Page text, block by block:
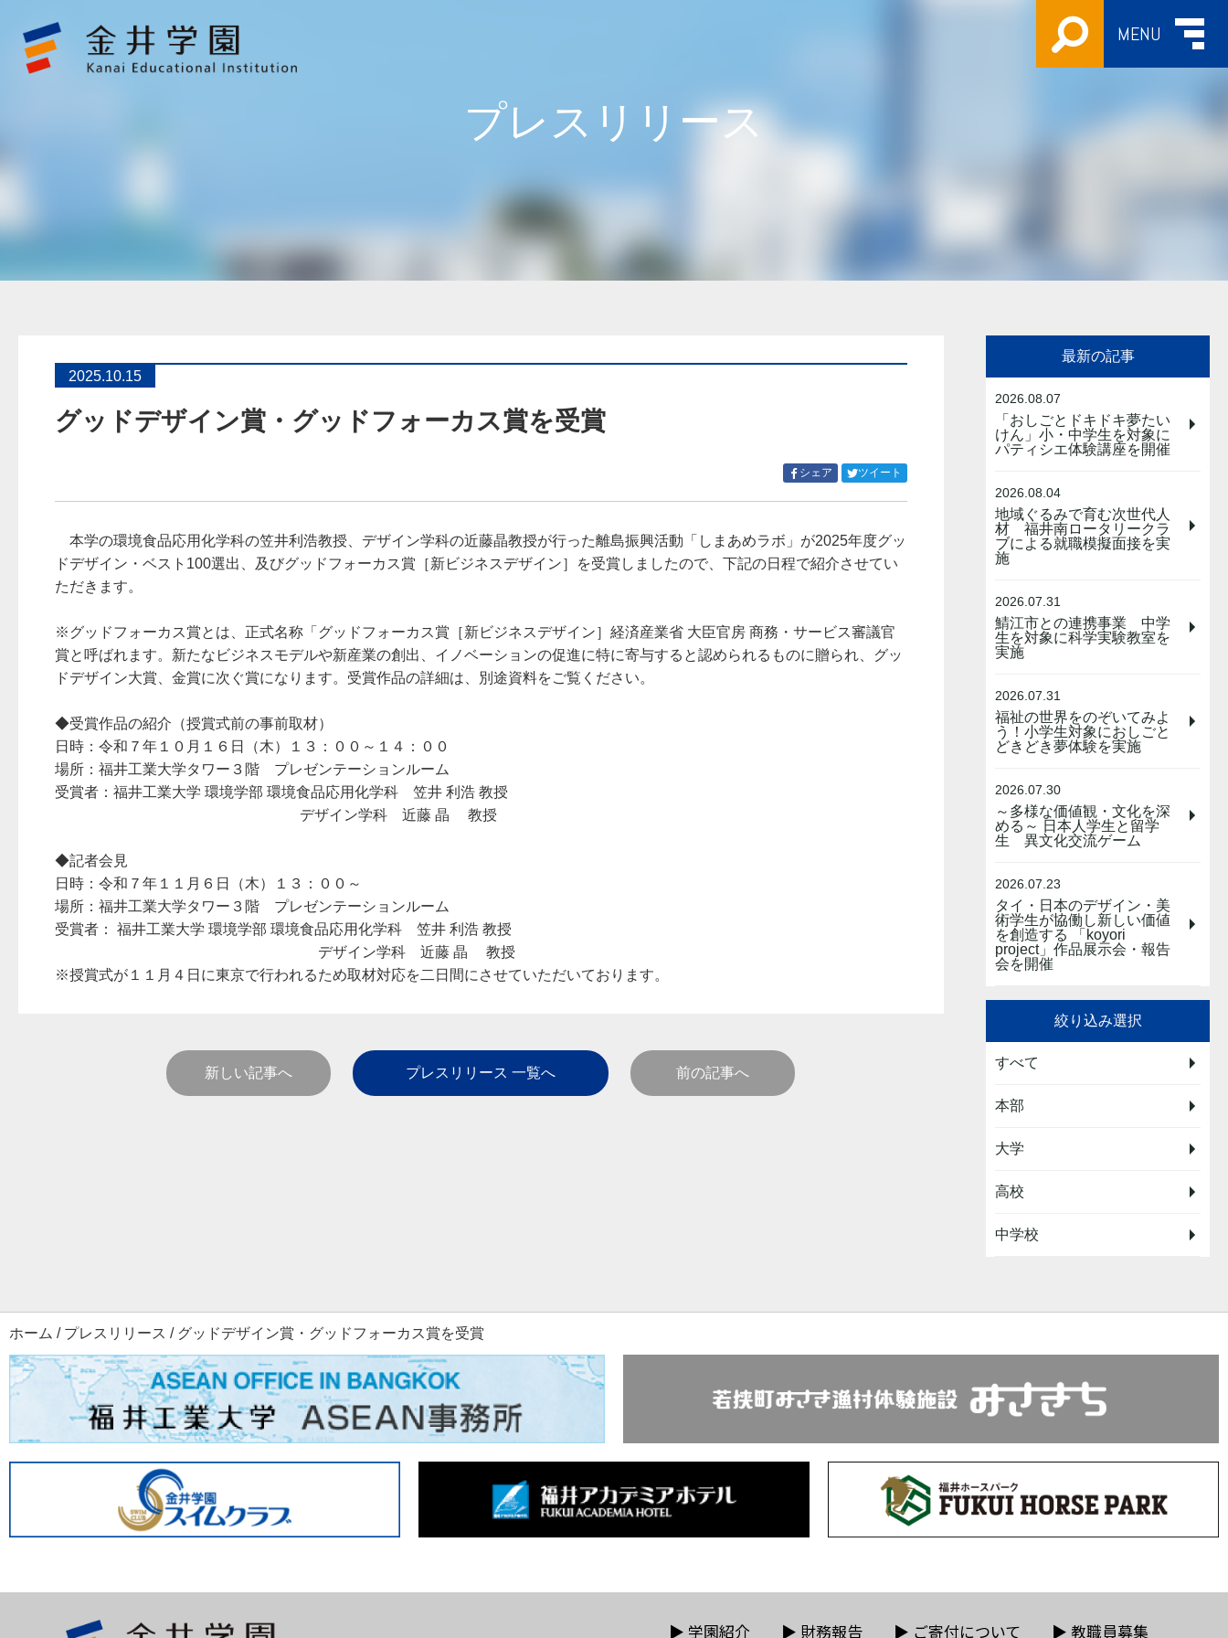
ス
賞
賞
MENU
プレスリリース
2025.10.15
グッドデザイン賞・グッドフォーカス賞を受賞
シェアFacebook
ア
す
ツイート
ア
本学の環境食品応用化学科の笠井利浩教授、デザイン学科の近藤晶教授が行った離島振興活動「しまあめラボ」が2025年度グッ
ドデザイン・ベスト100選出、及びグッドフォーカス賞［新ビジネスデザイン］を受賞しましたので、下記の日程で紹介させてい
ただきます。
※グッドフォーカス賞とは、正式名称「グッドフォーカス賞［新ビジネスデザイン］経済産業省 大臣官房 商務・サービス審議官
賞と呼ばれます。新たなビジネスモデルや新産業の創出、イノベーションの促進に特に寄与すると認められるものに贈られ、グッ
ドデザイン大賞、金賞に次ぐ賞になります。受賞作品の詳細は、別途資料をご覧ください。
◆受賞作品の紹介（授賞式前の事前取材）
日時：令和７年１０月１６日（木）１３：００～１４：００
場所：福井工業大学タワー３階 プレゼンテーションルーム
受賞者：福井工業大学 環境学部 環境食品応用化学科 笠井 利浩 教授
デザイン学科 近藤 晶 教授
◆記者会見
日時：令和７年１１月６日（木）１３：００～
場所：福井工業大学タワー３階 プレゼンテーションルーム
受賞者： 福井工業大学 環境学部 環境食品応用化学科 笠井 利浩 教授
デザイン学科 近藤 晶 教授
※授賞式が１１月４日に東京で行われるため取材対応を二日間にさせていただいております。
新しい記事へ プレスリリース 一覧へ 前の記事へ
最新の記事
2026.08.07
「おしごとドキドキ夢たい
けん」小・中学生を対象に
パティシエ体験講座を開催
2026.08.04
地域ぐるみで育む次世代人
材 福井南ロータリークラ
ブによる就職模擬面接を実
施
2026.07.31
鯖江市との連携事業 中学
生を対象に科学実験教室を
実施
2026.07.31
福祉の世界をのぞいてみよ
う！小学生対象におしごと
どきどき夢体験を実施
2026.07.30
～多様な価値観・文化を深
める～ 日本人学生と留学
生 異文化交流ゲーム
2026.07.23
タイ・日本のデザイン・美
術学生が協働し新しい価値
を創造する 「koyori
project」作品展示会・報告
会を開催
絞り込み選択
すべて
本部
大学
高校
中学校
ホーム / プレスリリース / グッドデザイン賞・グッドフォーカス賞を受賞
▶ 学園紹介 ▶ 財務報告 ▶ ご寄付について ▶ 教職員募集